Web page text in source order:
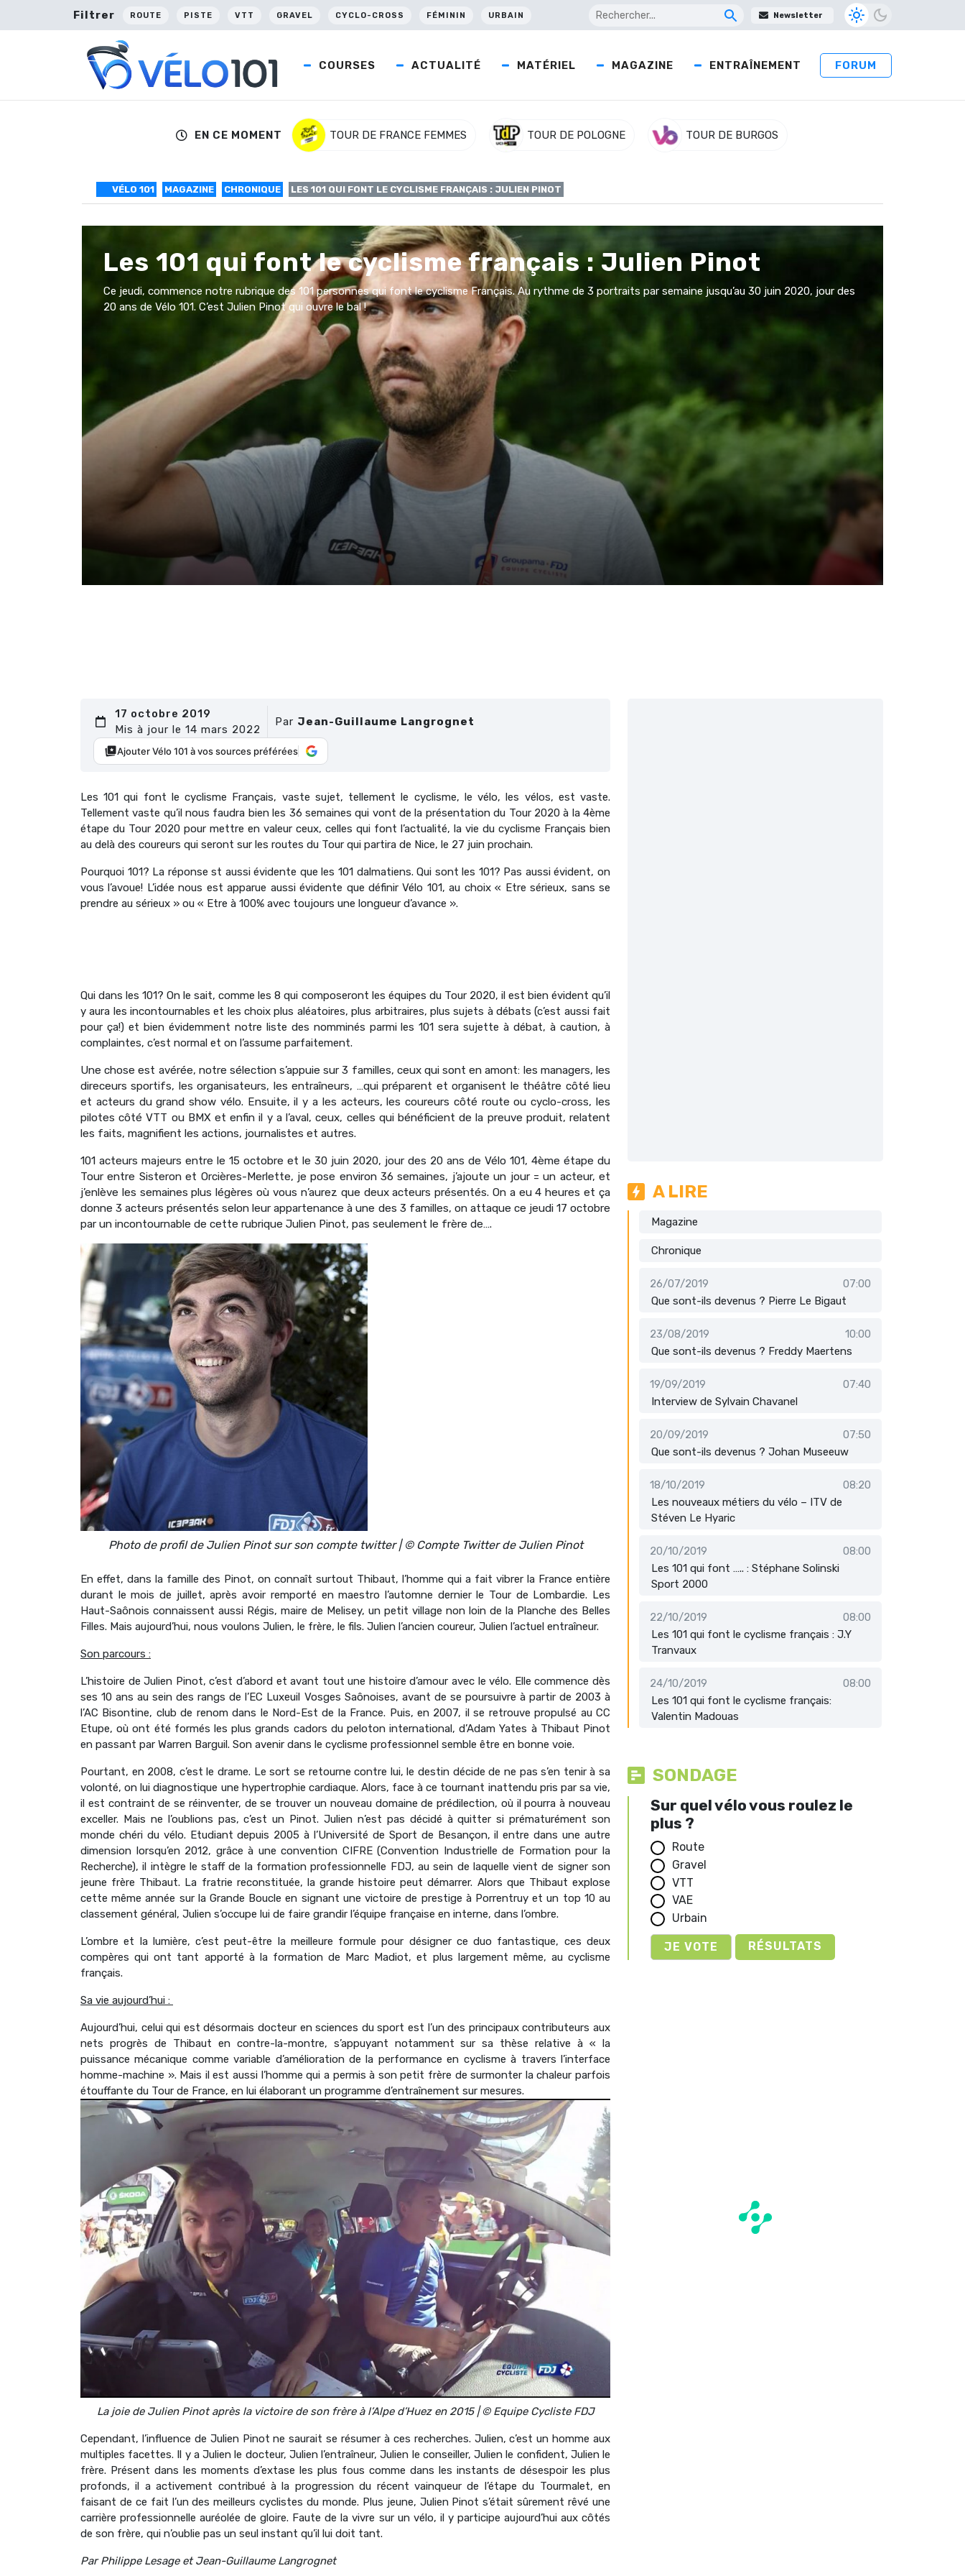
Filtrer ROUTE PISTE VTT GRAVEL CYCLO-CROSS FÉMININ URBAIN Newsletter
COURSES ACTUALITÉ MATÉRIEL MAGAZINE ENTRAÎNEMENT FORUM
EN CE MOMENT TOUR DE FRANCE FEMMES TOUR DE POLOGNE TOUR DE BURGOS
VÉLO 101 MAGAZINE CHRONIQUE LES 101 QUI FONT LE CYCLISME FRANÇAIS : JULIEN PINOT
Les 101 qui font le cyclisme français : Julien Pinot
Ce jeudi, commence notre rubrique des 101 personnes qui font le cyclisme Français. Au rythme de 3 portraits par semaine jusqu’au 30 juin 2020, jour des
20 ans de Vélo 101. C’est Julien Pinot qui ouvre le bal !
17 octobre 2019
Mis à jour le 14 mars 2022
Par Jean-Guillaume Langrognet
Ajouter Vélo 101 à vos sources préférées
Les 101 qui font le cyclisme Français, vaste sujet, tellement le cyclisme, le vélo, les vélos, est vaste.
Tellement vaste qu’il nous faudra bien les 36 semaines qui vont de la présentation du Tour 2020 à la 4ème
étape du Tour 2020 pour mettre en valeur ceux, celles qui font l’actualité, la vie du cyclisme Français bien
au delà des coureurs qui seront sur les routes du Tour qui partira de Nice, le 27 juin prochain.
Pourquoi 101? La réponse st aussi évidente que les 101 dalmatiens. Qui sont les 101? Pas aussi évident, on
vous l’avoue! L’idée nous est apparue aussi évidente que définir Vélo 101, au choix « Etre sérieux, sans se
prendre au sérieux » ou « Etre à 100% avec toujours une longueur d’avance ».
Qui dans les 101? On le sait, comme les 8 qui composeront les équipes du Tour 2020, il est bien évident qu’il
y aura les incontournables et les choix plus aléatoires, plus arbitraires, plus sujets à débats (c’est aussi fait
pour ça!) et bien évidemment notre liste des nomminés parmi les 101 sera sujette à débat, à caution, à
complaintes, c’est normal et on l’assume parfaitement.
Une chose est avérée, notre sélection s’appuie sur 3 familles, ceux qui sont en amont: les managers, les
direceurs sportifs, les organisateurs, les entraîneurs, …qui préparent et organisent le théâtre côté lieu
et acteurs du grand show vélo. Ensuite, il y a les acteurs, les coureurs côté route ou cyclo-cross, les
pilotes côté VTT ou BMX et enfin il y a l’aval, ceux, celles qui bénéficient de la preuve produit, relatent
les faits, magnifient les actions, journalistes et autres.
101 acteurs majeurs entre le 15 octobre et le 30 juin 2020, jour des 20 ans de Vélo 101, 4ème étape du
Tour entre Sisteron et Orcières-Merlette, je pose environ 36 semaines, j’ajoute un jour = un acteur, et
j’enlève les semaines plus légères où vous n’aurez que deux acteurs présentés. On a eu 4 heures et ça
donne 3 acteurs présentés selon leur appartenance à une des 3 familles, on attaque ce jeudi 17 octobre
par un incontournable de cette rubrique Julien Pinot, pas seulement le frère de….
Photo de profil de Julien Pinot sur son compte twitter | © Compte Twitter de Julien Pinot
En effet, dans la famille des Pinot, on connaît surtout Thibaut, l’homme qui a fait vibrer la France entière
durant le mois de juillet, après avoir remporté en maestro l’automne dernier le Tour de Lombardie. Les
Haut-Saônois connaissent aussi Régis, maire de Melisey, un petit village non loin de la Planche des Belles
Filles. Mais aujourd’hui, nous voulons Julien, le frère, le fils. Julien l’ancien coureur, Julien l’actuel entraîneur.
Son parcours :
L’histoire de Julien Pinot, c’est d’abord et avant tout une histoire d’amour avec le vélo. Elle commence dès
ses 10 ans au sein des rangs de l’EC Luxeuil Vosges Saônoises, avant de se poursuivre à partir de 2003 à
l’AC Bisontine, club de renom dans le Nord-Est de la France. Puis, en 2007, il se retrouve propulsé au CC
Etupe, où ont été formés les plus grands cadors du peloton international, d’Adam Yates à Thibaut Pinot
en passant par Warren Barguil. Son avenir dans le cyclisme professionnel semble être en bonne voie.
Pourtant, en 2008, c’est le drame. Le sort se retourne contre lui, le destin décide de ne pas s’en tenir à sa
volonté, on lui diagnostique une hypertrophie cardiaque. Alors, face à ce tournant inattendu pris par sa vie,
il est contraint de se réinventer, de se trouver un nouveau domaine de prédilection, où il pourra à nouveau
exceller. Mais ne l’oublions pas, c’est un Pinot. Julien n’est pas décidé à quitter si prématurément son
monde chéri du vélo. Etudiant depuis 2005 à l’Université de Sport de Besançon, il entre dans une autre
dimension lorsqu’en 2012, grâce à une convention CIFRE (Convention Industrielle de Formation pour la
Recherche), il intègre le staff de la formation professionnelle FDJ, au sein de laquelle vient de signer son
jeune frère Thibaut. La fratrie reconstituée, la grande histoire peut démarrer. Alors que Thibaut explose
cette même année sur la Grande Boucle en signant une victoire de prestige à Porrentruy et un top 10 au
classement général, Julien s’occupe lui de faire grandir l’équipe française en interne, dans l’ombre.
L’ombre et la lumière, c’est peut-être la meilleure formule pour désigner ce duo fantastique, ces deux
compères qui ont tant apporté à la formation de Marc Madiot, et plus largement même, au cyclisme
français.
Sa vie aujourd’hui :
Aujourd’hui, celui qui est désormais docteur en sciences du sport est l’un des principaux contributeurs aux
nets progrès de Thibaut en contre-la-montre, s’appuyant notamment sur sa thèse relative à « la
puissance mécanique comme variable d’amélioration de la performance en cyclisme à travers l’interface
homme-machine ». Mais il est aussi l’homme qui a permis à son petit frère de surmonter la chaleur parfois
étouffante du Tour de France, en lui élaborant un programme d’entraînement sur mesures.
La joie de Julien Pinot après la victoire de son frère à l’Alpe d’Huez en 2015 | © Equipe Cycliste FDJ
Cependant, l’influence de Julien Pinot ne saurait se résumer à ces recherches. Julien, c’est un homme aux
multiples facettes. Il y a Julien le docteur, Julien l’entraîneur, Julien le conseiller, Julien le confident, Julien le
frère. Présent dans les moments d’extase les plus fous comme dans les instants de désespoir les plus
profonds, il a activement contribué à la progression du récent vainqueur de l’étape du Tourmalet, en
faisant de ce fait l’un des meilleurs cyclistes du monde. Plus jeune, Julien Pinot s’était sûrement rêvé une
carrière professionnelle auréolée de gloire. Faute de la vivre sur un vélo, il y participe aujourd’hui aux côtés
de son frère, qui n’oublie pas un seul instant qu’il lui doit tant.
Par Philippe Lesage et Jean-Guillaume Langrognet
A LIRE
Magazine
Chronique
26/07/2019
07:00
Que sont-ils devenus ? Pierre Le Bigaut
23/08/2019
10:00
Que sont-ils devenus ? Freddy Maertens
19/09/2019
07:40
Interview de Sylvain Chavanel
20/09/2019
07:50
Que sont-ils devenus ? Johan Museeuw
18/10/2019
08:20
Les nouveaux métiers du vélo – ITV de
Stéven Le Hyaric
20/10/2019
08:00
Les 101 qui font ….. : Stéphane Solinski
Sport 2000
22/10/2019
08:00
Les 101 qui font le cyclisme français : J.Y
Tranvaux
24/10/2019
08:00
Les 101 qui font le cyclisme français:
Valentin Madouas
SONDAGE
Sur quel vélo vous roulez le
plus ?
Route
Gravel
VTT
VAE
Urbain
RÉSULTATS